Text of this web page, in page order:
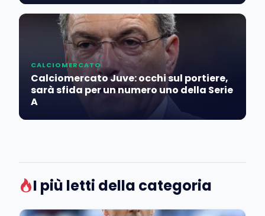
CALCIOMERCATO
Calciomercato Juve: occhi sul portiere,
sarà sfida per un numero uno della Serie
A
I più letti della categoria